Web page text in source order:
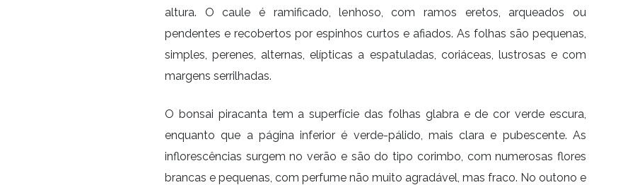
altura. O caule é ramificado, lenhoso, com ramos eretos, arqueados ou
pendentes e recobertos por espinhos curtos e afiados. As folhas são pequenas,
simples, perenes, alternas, elípticas a espatuladas, coriáceas, lustrosas e com
margens serrilhadas.
O bonsai piracanta tem a superfície das folhas glabra e de cor verde escura,
enquanto que a página inferior é verde-pálido, mais clara e pubescente. As
inflorescências surgem no verão e são do tipo corimbo, com numerosas flores
brancas e pequenas, com perfume não muito agradável, mas fraco. No outono e